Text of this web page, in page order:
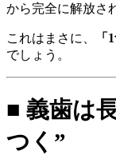
から完全に解放さ
これはまさに、
でしょう。
■ 義歯は
つく”